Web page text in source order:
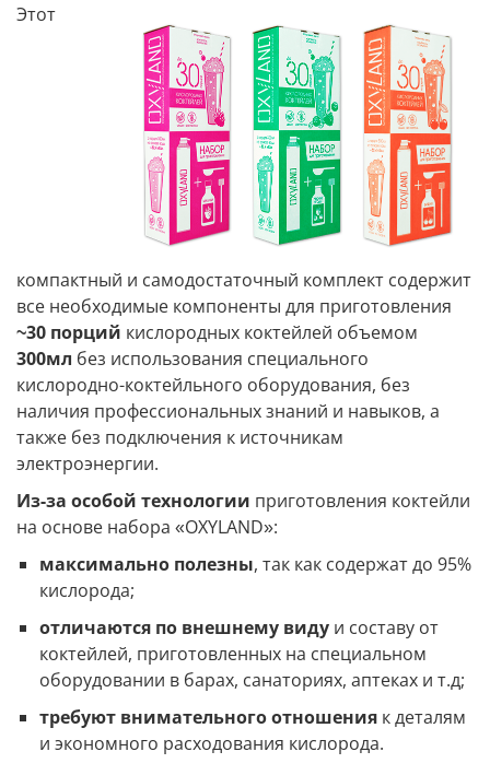
Этот
компактный и самодостаточный комплект содержит
все необходимые компоненты для приготовления
~30 порций кислородных коктейлей объемом
300мл без использования специального
кислородно-коктейльного оборудования, без
наличия профессиональных знаний и навыков, а
также без подключения к источникам
электроэнергии.
Из-за особой технологии приготовления коктейли
на основе набора «OXYLAND»:
максимально полезны, так как содержат до 95%
кислорода;
отличаются по внешнему видуи составу от
коктейлей, приготовленных на специальном
оборудовании в барах, санаториях, аптеках и т.д;
требуют внимательного отношенияк деталям
и экономного расходования кислорода.